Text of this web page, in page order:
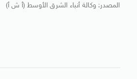
المصدر: وكالة أنباء الشرق الأوسط (أ ش أ)